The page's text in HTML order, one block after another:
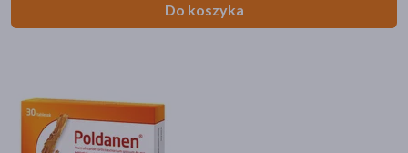
Do koszyka